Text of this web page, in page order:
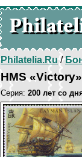
Philatelia.Ru/
HMS «Victory»
Серия: 200 лет со